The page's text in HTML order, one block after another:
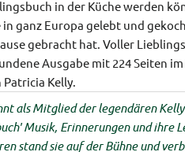
in der Küche werden
ganz Europa gelebt und
gebracht hat. Voller
Ausgabe mit 224 Seiten
Patricia Kelly.
als Mitglied der legendären
Musik, Erinnerungen und ihre
stand sie auf der Bühne und